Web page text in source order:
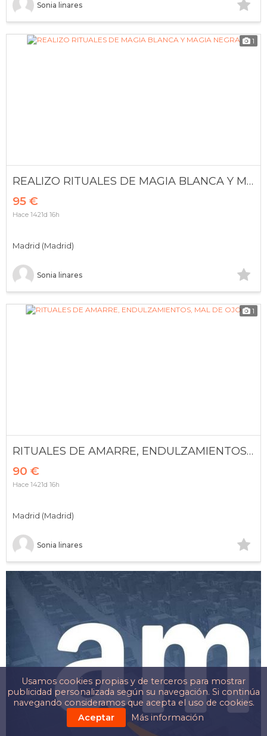
Sonia linares
1
REALIZO RITUALES DE MAGIA BLANCA Y MAGIA NEGRA
95 €
Sonia linares
Madrid (Madrid)
Hace 1421d 16h
1
RITUALES DE AMARRE, ENDULZAMIENTOS, MAL DE OJO
90 €
Sonia linares
Madrid (Madrid)
Hace 1421d 16h
Usamos cookies propias y de terceros para mostrar
publicidad personalizada según su navegación. Si continúa
navegando consideramos que acepta el uso de cookies.
Aceptar
Más información